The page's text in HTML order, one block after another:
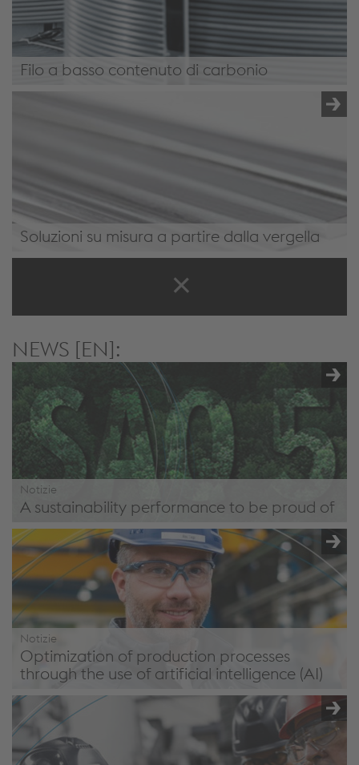
Filo a basso contenuto di carbonio
Soluzioni su misura a partire dalla vergella
NEWS [EN]:
Notizie
A sustainability performance to be proud of
A sustainability performance to be proud of: voestalpine
Wire Technology achieves top results in NQC SAQ 5.0
rating
Notizie
Optimization of production processes
through the use of artificial intelligence (AI)
Optimization of production processes through the use of
artificial intelligence (AI) - employees as key players